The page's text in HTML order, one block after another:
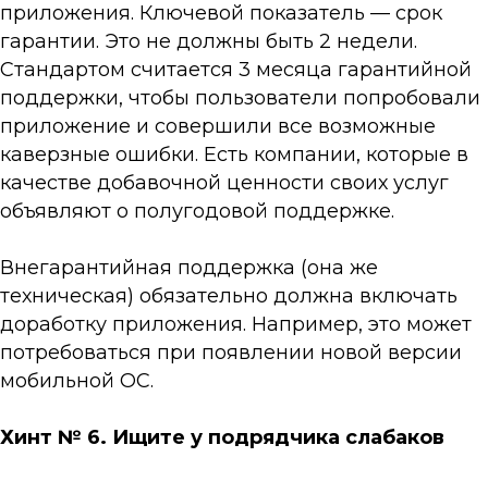
приложения. Ключевой показатель — срок
гарантии. Это не должны быть 2 недели.
Стандартом считается 3 месяца гарантийной
поддержки, чтобы пользователи попробовали
приложение и совершили все возможные
каверзные ошибки. Есть компании, которые в
качестве добавочной ценности своих услуг
объявляют о полугодовой поддержке.
Внегарантийная поддержка (она же
техническая) обязательно должна включать
доработку приложения. Например, это может
потребоваться при появлении новой версии
мобильной ОС.
Хинт № 6. Ищите у подрядчика слабаков